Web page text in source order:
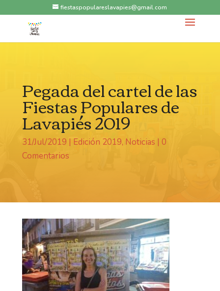
fiestaspopulareslavapies@gmail.com
Pegada del cartel de las
Fiestas Populares de
Lavapiés 2019
31/Jul/2019 | Edición 2019, Noticias | 0
Comentarios